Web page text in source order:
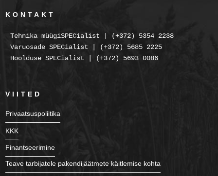
KONTAKT
Tehnika müügiSPECialist | (+372) 5354 2238
Varuosade SPECialist | (+372) 5685 2225
Hoolduse SPECialist | (+372) 5693 0086
VIITED
Privaatsuspoliitika
KKK
Finantseerimine
Teave tarbijatele pakendijäätmete käitlemise kohta